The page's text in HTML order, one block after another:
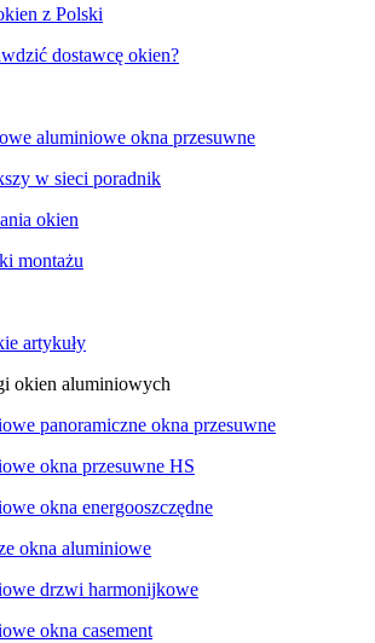
z Polski
dostawcę okien?
aluminiowe okna przesuwne
w sieci poradnik
okien
montażu
artykuły
okien aluminiowych
panoramiczne okna przesuwne
okna przesuwne HS
okna energooszczędne
okna aluminiowe
drzwi harmonijkowe
okna casement